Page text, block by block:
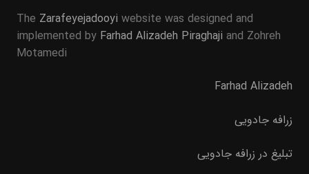
The Zarafeyejadooyi website was designed and
implemented by Farhad Alizadeh Piraghaji and Zohreh
Motamedi
Farhad Alizadeh
زرافه جادویی
تبلیغ در زرافه جادویی